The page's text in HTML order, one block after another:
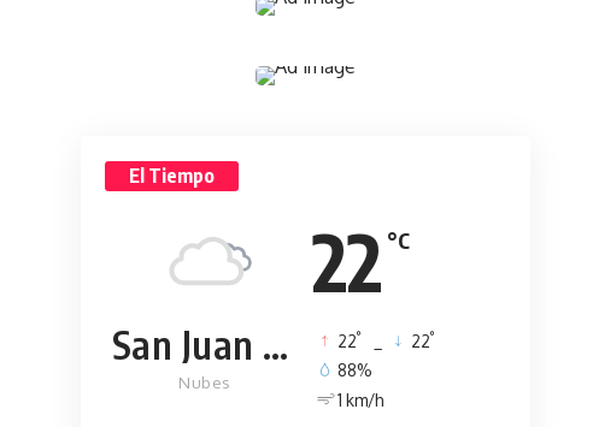
El Tiempo
22 °C
San Juan de la Maguana
Nubes
22° 22°
88%
1 km/h